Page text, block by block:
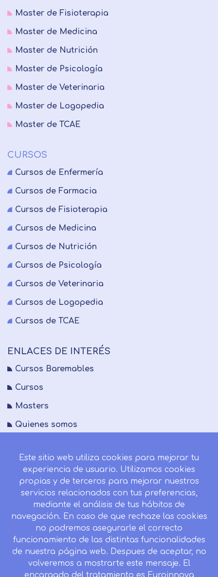
Master de Fisioterapia
Master de Medicina
Master de Nutrición
Master de Psicología
Master de Veterinaria
Master de Logopedia
Master de TCAE
CURSOS
Cursos de Enfermería
Cursos de Farmacia
Cursos de Fisioterapia
Cursos de Medicina
Cursos de Nutrición
Cursos de Psicología
Cursos de Veterinaria
Cursos de Logopedia
Cursos de TCAE
ENLACES DE INTERÉS
Cursos Baremables
Cursos
Masters
Quienes somos
Blog
Mapa del sitio
Desistir contrato aquí
CONTACTO
Camino de la Torrecilla N.º 30 EDIFICIO EDUCA
EDTECH, C.P. 18.200, Maracena (Granada)
Este sitio web utiliza cookies para mejorar tu
experiencia de usuario. Utilizamos cookies
propias y de terceros para mejorar nuestros
servicios relacionados con tus preferencias,
mediante el análisis de tus hábitos de
navegación. En caso de que rechaze las cookies
no podremos asegurarle el correcto
funcionamiento de las distintas funcionalidades
de nuestra página web. Despues de aceptar, no
volveremos a mostrarte este mensaje. El
encargado del tratamiento es Euroinnova